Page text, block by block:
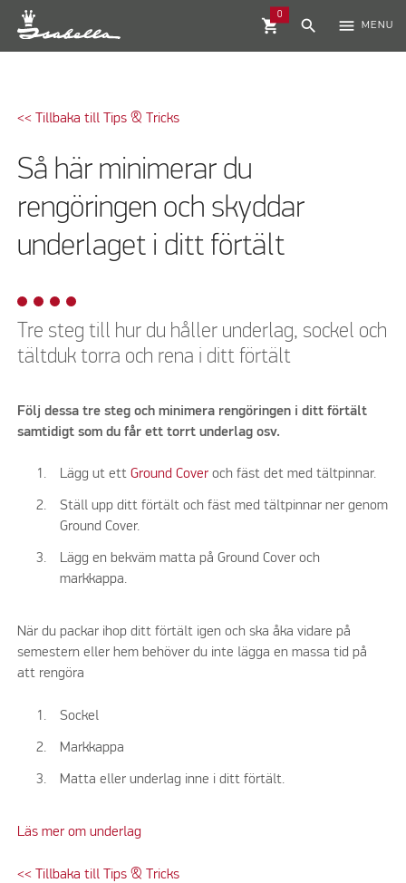
shopping_cart
0
search menu MENU
<< Tillbaka till Tips & Tricks
Så här minimerar du
rengöringen och skyddar
underlaget i ditt förtält
Tre steg till hur du håller underlag, sockel och
tältduk torra och rena i ditt förtält
Följ dessa tre steg och minimera rengöringen i ditt förtält
samtidigt som du får ett torrt underlag osv.
Lägg ut ettGround Cover och fäst det med tältpinnar.
Ställ upp ditt förtält och fäst med tältpinnar ner genom
Ground Cover.
Lägg en bekväm matta på Ground Cover och
markkappa.
När du packar ihop ditt förtält igen och ska åka vidare på
semestern eller hem behöver du inte lägga en massa tid på
att rengöra
Sockel
Markkappa
Matta eller underlag inne i ditt förtält.
Läs mer om underlag
<< Tillbaka till Tips & Tricks